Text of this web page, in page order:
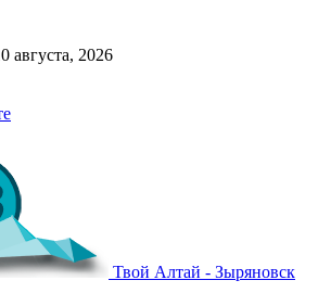
августа, 2026
Твой Алтай - Зыряновск